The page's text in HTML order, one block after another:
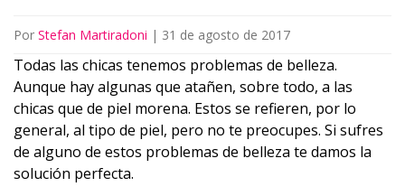
Por Stefan Martiradoni | 31 de agosto de 2017
Todas las chicas tenemos problemas de belleza.
Aunque hay algunas que atañen, sobre todo, a las
chicas que de piel morena. Estos se refieren, por lo
general, al tipo de piel, pero no te preocupes. Si sufres
de alguno de estos problemas de belleza te damos la
solución perfecta.